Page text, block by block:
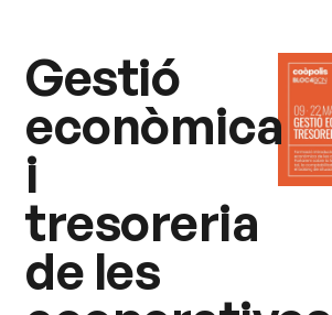
Gestió
econòmica
i
tresoreria
de les